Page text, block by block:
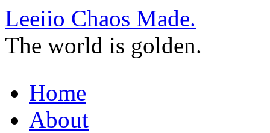
Leeiio Chaos Made.
The world is golden.
Home
About